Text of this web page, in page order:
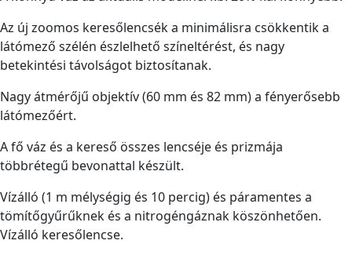
Az új zoomos keresőlencsék a minimálisra csökkentik a
látómező szélén észlelhető színeltérést, és nagy
betekintési távolságot biztosítanak.
Nagy átmérőjű objektív (60 mm és 82 mm) a fényerősebb
látómezőért.
A fő váz és a kereső összes lencséje és prizmája
többrétegű bevonattal készült.
Vízálló (1 m mélységig és 10 percig) és páramentes a
tömítőgyűrűknek és a nitrogéngáznak köszönhetően.
Vízálló keresőlencse.